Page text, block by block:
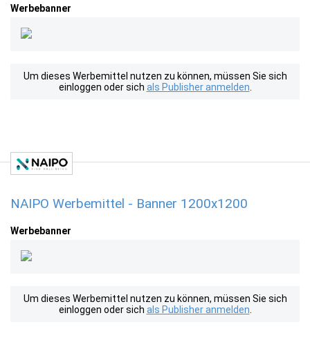
Werbebanner
Um dieses Werbemittel nutzen zu können, müssen Sie sich
einloggen oder sich als Publisher anmelden
NAIPO Werbemittel - Banner 1200x1200
Werbebanner
Um dieses Werbemittel nutzen zu können, müssen Sie sich
einloggen oder sich als Publisher anmelden